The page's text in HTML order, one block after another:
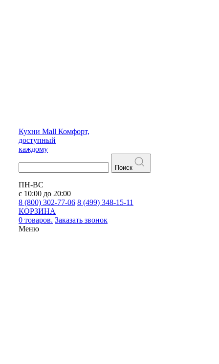
Кухни Mall Комфорт,
доступный
каждому
Поиск
ПН-ВС
с 10:00 до 20:00
8 (800) 302-77-06 8 (499) 348-15-11
КОРЗИНА
0 товаров. Заказать звонок
Меню